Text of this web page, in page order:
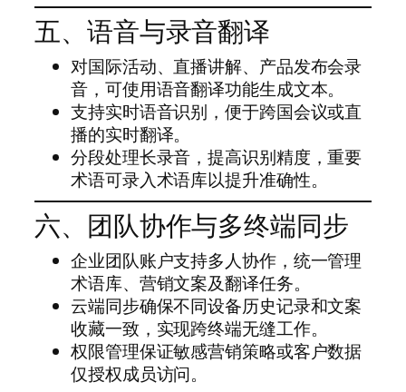
五、语音与录音翻译
对国际活动、直播讲解、产品发布会录
音，可使用语音翻译功能生成文本。
支持实时语音识别，便于跨国会议或直
播的实时翻译。
分段处理长录音，提高识别精度，重要
术语可录入术语库以提升准确性。
六、团队协作与多终端同步
企业团队账户支持多人协作，统一管理
术语库、营销文案及翻译任务。
云端同步确保不同设备历史记录和文案
收藏一致，实现跨终端无缝工作。
权限管理保证敏感营销策略或客户数据
仅授权成员访问。